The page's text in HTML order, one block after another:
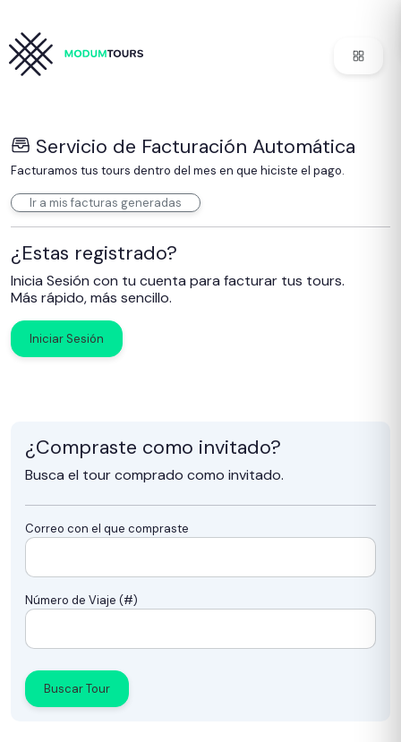
Servicio de Facturación Automática
Facturamos tus tours dentro del mes en que hiciste el pago.
Ir a mis facturas generadas
¿Estas registrado?
Inicia Sesión con tu cuenta para facturar tus tours.
Más rápido, más sencillo.
Iniciar Sesión
¿Compraste como invitado?
Busca el tour comprado como invitado.
Correo con el que compraste
Número de Viaje (#)
Buscar Tour